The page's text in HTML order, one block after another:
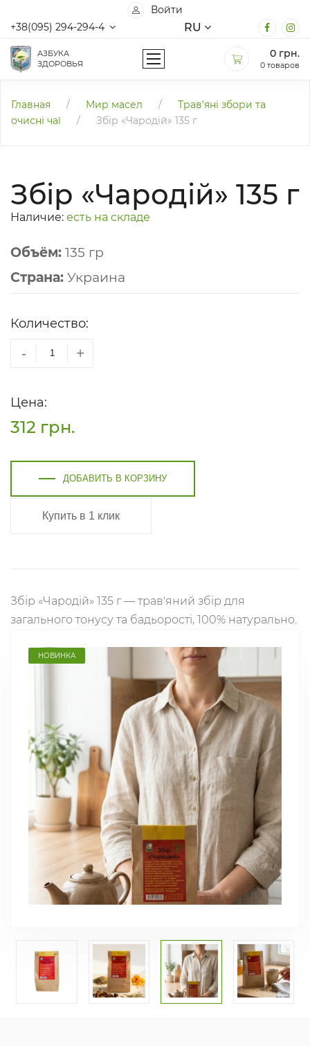
Войти
+38(095) 294-294-4
RU
АЗБУКА
ЗДОРОВЬЯ
0 грн.
0 товаров
Главная / Мир масел /
Трав’яні збори та
очисні чаї
/ Збір «Чародій» 135 г
Збір «Чародій» 135 г
Наличие: есть на складе
Объём: 135 гр
Страна: Украина
Количество:
- +
Цена:
312 грн.
ДОБАВИТЬ В КОРЗИНУ
Купить в 1 клик
Збір «Чародій» 135 г — трав'яний збір для
загального тонусу та бадьорості, 100% натурально.
НОВИНКА